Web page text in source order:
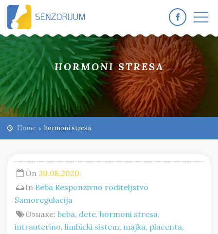
HORMONI STRESA
Home hormoni stresa
On 30.08.2020.
In Beba Responzivno roditeljstvo
Samoregulacija
Ознаке:beba, dete,hormoni stresa,
intrauterino, limbicki sistem, majka, placenta,